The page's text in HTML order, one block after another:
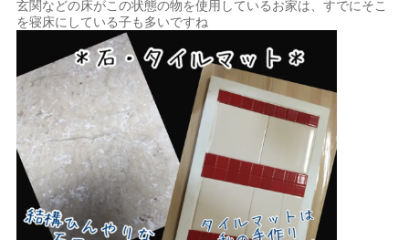
玄関などの床がこの状態の物を使用しているお家は、すでにそこ
を寝床にしている子も多いですね